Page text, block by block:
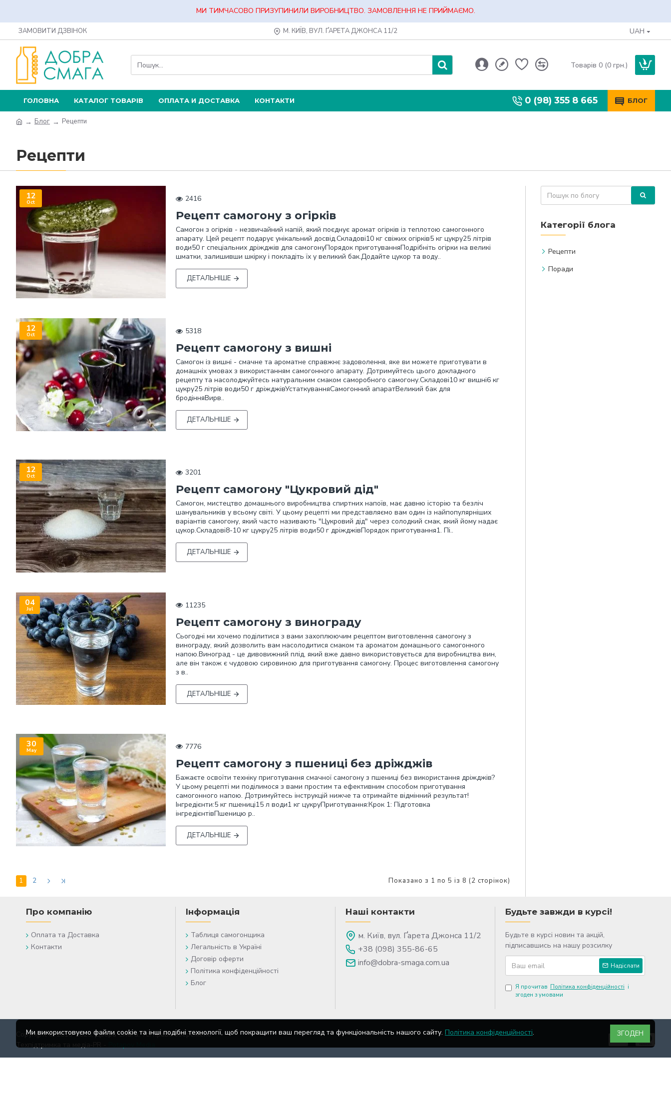
МИ ТИМЧАСОВО ПРИЗУПИНИЛИ ВИРОБНИЦТВО. ЗАМОВЛЕННЯ НЕ ПРИЙМАЄМО.
ЗАМОВИТИ ДЗВІНОК М. КИЇВ, ВУЛ. ҐАРЕТА ДЖОНСА 11/2 UAH
Товарів 0 (0 грн.)
ГОЛОВНА КАТАЛОГ ТОВАРІВ ОПЛАТА И ДОСТАВКА КОНТАКТИ 0 (98) 355 8 665 БЛОГ
Блог Рецепти
Рецепти
12
Oct 2416
Рецепт самогону з огірків
Самогон з огірків - незвичайний напій, який поєднує аромат огірків із теплотою самогонного
апарату. Цей рецепт подарує унікальний досвід.Складові10 кг свіжих огірків5 кг цукру25 літрів
води50 г спеціальних дріжджів для самогонуПорядок приготуванняПодрібніть огірки на великі
шматки, залишивши шкірку і покладіть їх у великий бак.Додайте цукор та воду..
ДЕТАЛЬНІШЕ
12
Oct 5318
Рецепт самогону з вишні
Самогон із вишні - смачне та ароматне справжнє задоволення, яке ви можете приготувати в
домашніх умовах з використанням самогонного апарату. Дотримуйтесь цього докладного
рецепту та насолоджуйтесь натуральним смаком саморобного самогону.Складові10 кг вишні6 кг
цукру25 літрів води50 г дріжджівУстаткуванняСамогонний апаратВеликий бак для
бродінняВирв..
ДЕТАЛЬНІШЕ
12
Oct 3201
Рецепт самогону "Цукровий дід"
Самогон, мистецтво домашнього виробництва спиртних напоїв, має давню історію та безліч
шанувальників у всьому світі. У цьому рецепті ми представляємо вам один із найпопулярніших
варіантів самогону, який часто називають "Цукровий дід" через солодкий смак, який йому надає
цукор.Cкладові8-10 кг цукру25 літрів води50 г дріжджівПорядок приготування1. Пі..
ДЕТАЛЬНІШЕ
04
Jul 11235
Рецепт самогону з винограду
Сьогодні ми хочемо поділитися з вами захоплюючим рецептом виготовлення самогону з
винограду, який дозволить вам насолодитися смаком та ароматом домашнього самогонного
напою.Виноград - це дивовижний плід, який вже давно використовується для виробництва вин,
але він також є чудовою сировиною для приготування самогону. Процес виготовлення самогону
з в..
ДЕТАЛЬНІШЕ
30
May 7776
Рецепт самогону з пшениці без дріжджів
Бажаєте освоїти техніку приготування смачної самогону з пшениці без використання дріжджів?
У цьому рецепті ми поділимося з вами простим та ефективним способом приготування
самогонного напою. Дотримуйтесь інструкцій нижче та отримайте відмінний результат!
Інгредієнти:5 кг пшениці15 л води1 кг цукруПриготування:Крок 1: Підготовка
інгредієнтівПшеницю р..
ДЕТАЛЬНІШЕ
1 2 Показано з 1 по 5 із 8 (2 сторінок)
Категорії блога
Рецепти
Поради
Про компанію
Оплата та Доставка
Контакти
Інформація
Таблиця самогонщика
Легальність в Україні
Договір оферти
Політика конфіденційності
Блог
Наші контакти
м. Київ, вул. Ґарета Джонса 11/2
+38 (098) 355-86-65
info@dobra-smaga.com.ua
Будьте завжди в курсі!
Будьте в курсі новин та акцій,
підписавшись на нашу розсилку
Надіслати
Я прочитав Політика конфіденційності і
згоден з умовами
Copyright © 2018-2025, Добра Смага, Усі права збережено
Техпідтримка та медіа‑PR -
ЗГОДЕН
Ми використовуємо файли cookie та інші подібні технології, щоб покращити ваш перегляд та функціональність нашого сайту. Політика конфіденційності.